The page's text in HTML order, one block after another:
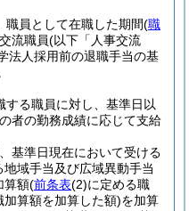
職員として在職した期間(職
流職員(以下「人事交流
法人採用前の退職手当の基
する職員に対し、基準日以
者の勤務成績に応じて支給
基準日現在において受ける
域手当及び広域異動手当
算額(前条表(2)に定める職
算額を加算した額)を加算